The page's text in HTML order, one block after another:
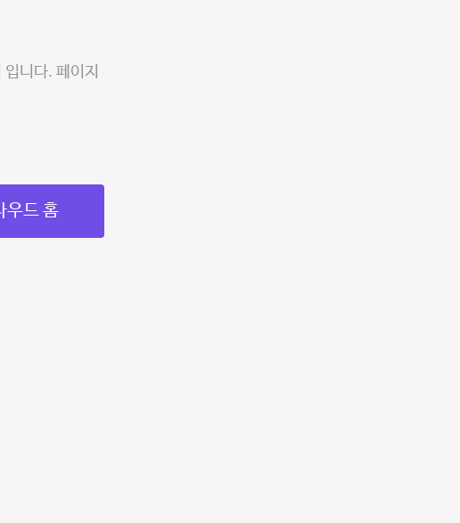
니다. 페이지
우드 홈